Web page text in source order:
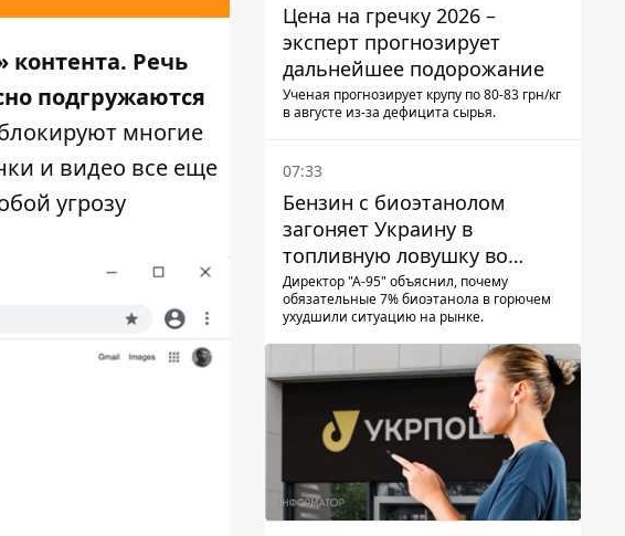
Речь
подгружаются
многие
и видео все еще
угрозу
Цена на гречку 2026 –
эксперт прогнозирует
дальнейшее подорожание
Ученая прогнозирует крупу по 80-83 грн/кг
в августе из-за дефицита сырья.
07:33
Бензин с биоэтанолом
загоняет Украину в
топливную ловушку во
время войны - Сергей Куюн
Директор "А-95" объяснил, почему
обязательные 7% биоэтанола в горючем
ухудшили ситуацию на рынке.